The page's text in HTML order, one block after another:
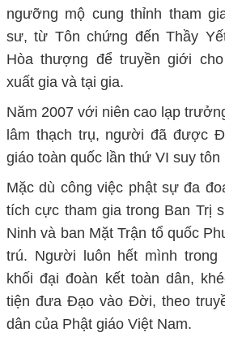
ngưỡng mộ cung thỉnh tham
sư, từ Tôn chứng đến Thầy
Hòa thượng để truyền giới
xuất gia và tại gia.
Năm 2007 với niên cao lạp
lâm thạch trụ, người đã được
giáo toàn quốc lần thứ VI suy
Mặc dù công việc phật sự đa
tích cực tham gia trong Ban Trị
Ninh và ban Mặt Trận tổ quốc
trú. Người luôn hết mình trong
khối đại đoàn kết toàn dân,
tiện đưa Đạo vào Đời, theo
dân của Phật giáo Việt Nam.